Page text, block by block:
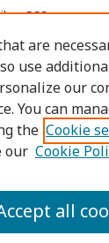
orRSS
are
use
our
You can
the Cookie
our Cookie
all